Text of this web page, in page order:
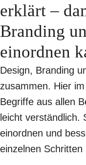
erklärt –
Branding
einordnen
Design, Branding
zusammen. Hier
Begriffe aus allen
leicht verständlich.
einordnen und
einzelnen